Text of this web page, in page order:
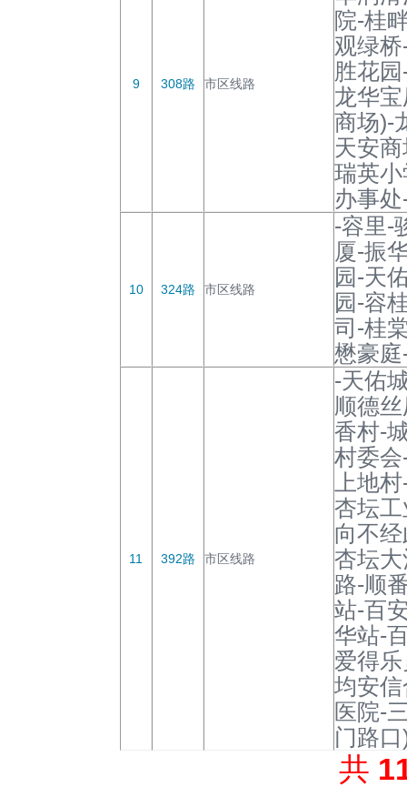
9 308路 市区线路
院-桂
观绿
胜花
龙华
商场)-
天安
瑞英
办事
10 324路 市区线路
-容里-
厦-振
园-天
园-容
司-桂
懋豪
11 392路 市区线路
-天佑
顺德
香村-
村委
上地
杏坛
向不
杏坛
路-顺
站-百
华站-
爱得
均安
医院-
门路
共